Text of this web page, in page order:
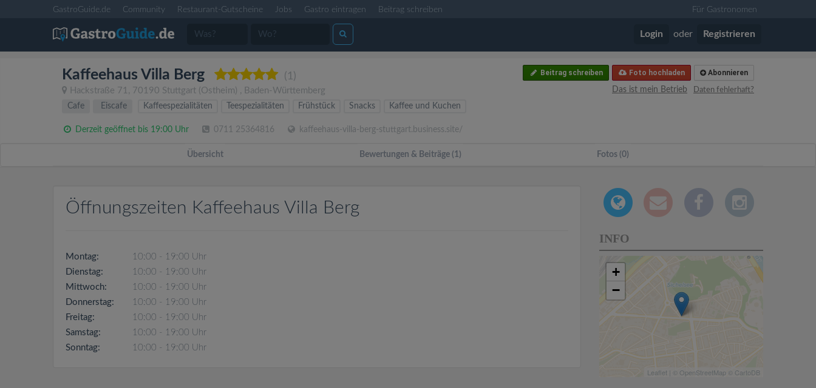
GastroGuide.de Community Restaurant-Gutscheine Jobs Gastro eintragen Beitrag schreiben Für Gastronomen
Login oder Registrieren
Kaffeehaus Villa Berg (1)
Hackstraße 71 , 70190 Stuttgart (Ostheim) , Baden-Württemberg
Abonnieren
Foto hochladen
Beitrag schreiben
Daten fehlerhaft?
Das ist mein Betrieb
Cafe
Eiscafe Kaffeespezialitäten Teespezialitäten Frühstück Snacks Kaffee und Kuchen
Derzeit geöffnet bis 19:00 Uhr 0711 25364816 kaffeehaus-villa-berg-stuttgart.business.site/
Übersicht Bewertungen & Beiträge (1) Fotos (0)
Öffnungszeiten Kaffeehaus Villa Berg
Montag:
10:00 - 19:00 Uhr
Dienstag:
10:00 - 19:00 Uhr
Mittwoch:
10:00 - 19:00 Uhr
Donnerstag:
10:00 - 19:00 Uhr
Freitag:
10:00 - 19:00 Uhr
Samstag:
10:00 - 19:00 Uhr
Sonntag:
10:00 - 19:00 Uhr
INFO
+
−
Leaflet | © OpenStreetMap © CartoDB